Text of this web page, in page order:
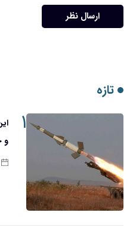
ارسال نظر
تازه
۱
و